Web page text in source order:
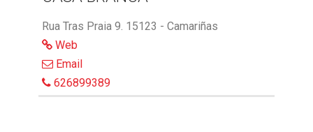
Rua Tras Praia 9. 15123 - Camariñas
Web
Email
626899389